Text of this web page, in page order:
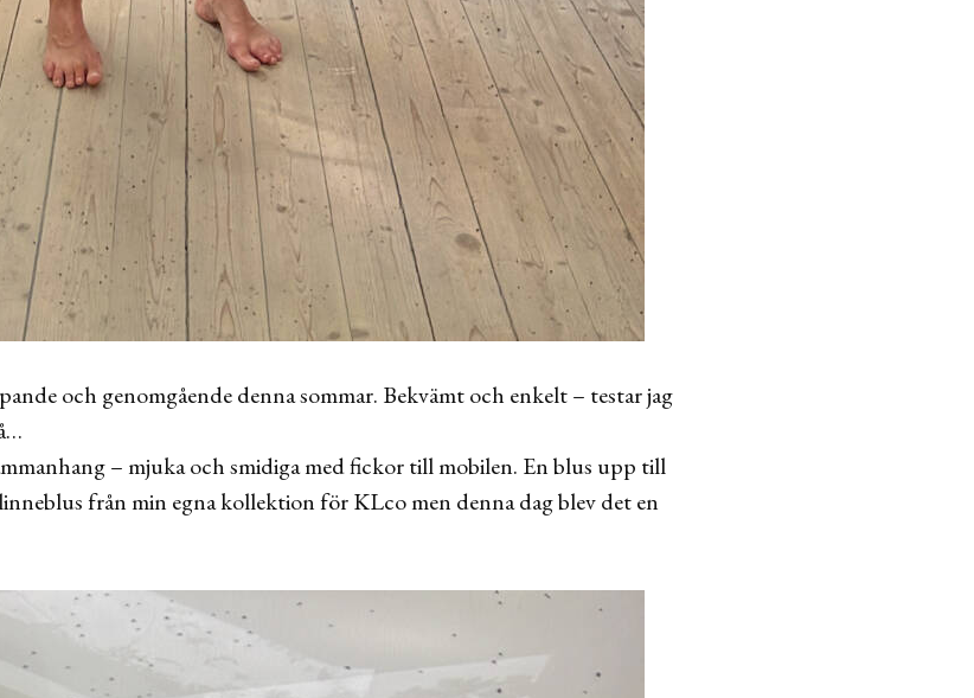
och genomgående denna sommar. Bekvämt och enkelt – testar jag
– mjuka och smidiga med fickor till mobilen. En blus upp till
från min egna kollektion för KLco men denna dag blev det en